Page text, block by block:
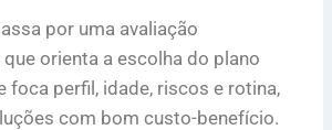
por uma avaliação
orienta a escolha do plano
foca perfil, idade, riscos e rotina,
com bom custo-benefício.